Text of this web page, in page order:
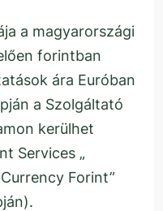
a magyarországi
forintban
ára Euróban
a Szolgáltató
kerülhet
Services „
Forint”